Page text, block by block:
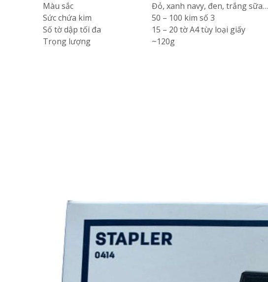
Màu sắc
Đỏ, xanh navy, đen, trắng sữa…
Sức chứa kim
50 – 100 kim số 3
Số tờ dập tối đa
15 – 20 tờ A4 tùy loại giấy
Trọng lượng
~120g